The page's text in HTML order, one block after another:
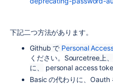
下記二つ方法があります。
Github で Personal
ください。 Sourcetree上
に、
personal access toke
Basic の代わりに、Oauth